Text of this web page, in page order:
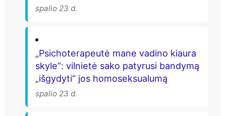
spalio 23 d.
„Psichoterapeutė mane vadino kiaura
skyle“: vilnietė sako patyrusi bandymą
„išgydyti“ jos homoseksualumą
spalio 23 d.